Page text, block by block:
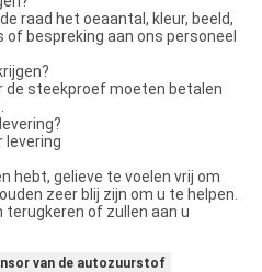
raad het oeaantal, kleur, beeld,
of bespreking aan ons personeel
de steekproef moeten betalen
levering
hebt, gelieve te voelen vrij om
zeer blij zijn om u te helpen.
terugkeren of zullen aan u
van de autozuurstof